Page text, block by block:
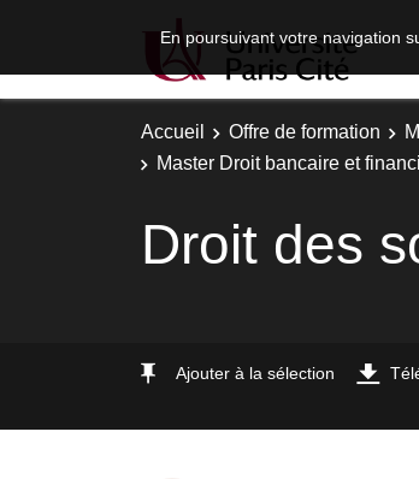
En poursuivant votre navigation
Accueil Offre de formation
Master Droit bancaire et
Droit des
Ajouter à la sélection